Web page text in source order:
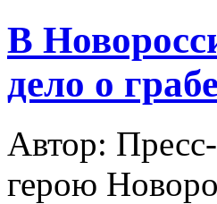
В
дело о
Автор:
герою